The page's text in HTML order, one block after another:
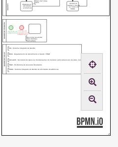
DOCENTE Elaborar as
atividades
avaliativas
Avaliar as
tarefas e lançar
as notas no
SIGAA
Prazo de 5 dias
úteis
QUADRO DE SIGLAS
SIGAA - Sistema Integrado de Gestão de atividades Acadêmicas
PRAE - Pró-Reitoria de Assuntos Estudantis
SAILAACH - Secretaria de Apoio às Coordenações do Instituto Latino-Americano de Artes, Cultura e História
DEAS - Departamento de Atendimento à Saúde / PRAE
SIG - Sistema Integrado de Gestão
QUADRO DE SÍMBOLOS Início de um
subprocesso
Fim de um
caminho ou do
subprocesso
Descrição resumida
da(s) tarefa(s)
realizada(s)